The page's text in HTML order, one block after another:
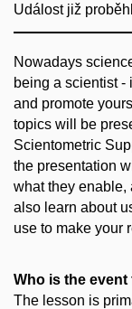
Událost již
Nowadays
being a scientist -
and promote
topics will be
Scientometric
the presentation
what they enable,
also learn about
use to make your
Who is the event
The lesson is